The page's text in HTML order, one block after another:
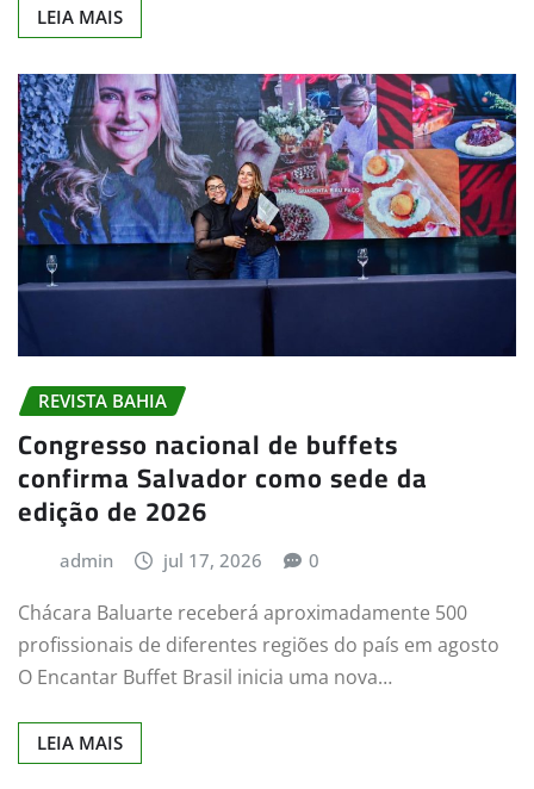
LEIA MAIS
REVISTA BAHIA
Congresso nacional de buffets
confirma Salvador como sede da
edição de 2026
admin jul 17, 2026 0
Chácara Baluarte receberá aproximadamente 500
profissionais de diferentes regiões do país em agosto
O Encantar Buffet Brasil inicia uma nova…
LEIA MAIS